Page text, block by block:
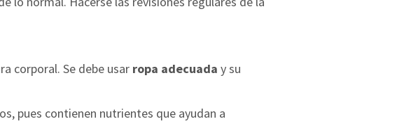
corporal. Se debe usar ropa adecuada y su
pues contienen nutrientes que ayudan a